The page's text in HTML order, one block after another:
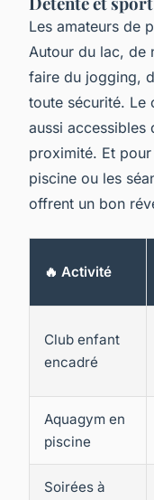
Les amateurs de
Autour du lac, de
faire du jogging,
toute sécurité. Le
aussi accessibles
proximité. Et pour
piscine ou les
offrent un bon
🔥 Activité
Club enfant
encadré
Aquagym en
piscine
Soirées à